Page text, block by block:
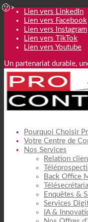
Lien vers LinkedIn
Lien vers Facebook
Lien vers Instagram
Lien vers TikTok
Lien vers Youtube
Un partenariat durable,
Pourquoi Choisir
Votre Centre de
Nos Services
Relation
Back Office
Enquêtes &
Services
IA &